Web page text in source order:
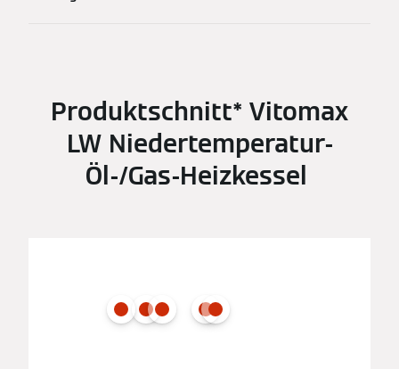
Produktschnitt* Vitomax
LW Niedertemperatur-
Öl-/Gas-Heizkessel